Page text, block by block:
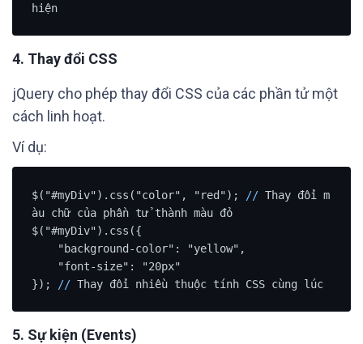
hiện
4. Thay đổi CSS
jQuery cho phép thay đổi CSS của các phần tử một
cách linh hoạt.
Ví dụ:
$("#myDiv").css("color", "red"); // Thay đổi m
àu chữ của phần tử thành màu đỏ
$("#myDiv").css({
});
// Thay đổi nhiều thuộc tính CSS cùng lúc
5. Sự kiện (Events)